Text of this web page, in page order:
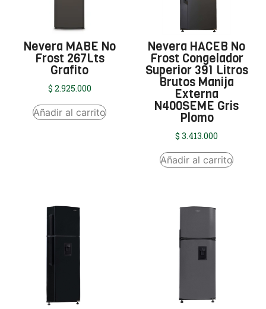
Nevera MABE No
Frost 267Lts
Grafito
$ 2.925.000
Añadir al carrito
Nevera HACEB No
Frost Congelador
Superior 391 Litros
Brutos Manija
Externa
N400SEME Gris
Plomo
$ 3.413.000
Añadir al carrito